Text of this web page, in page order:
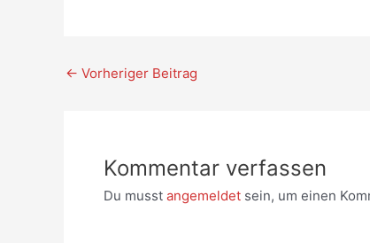
Post
← Vorheriger Beitrag
Kommentar verfassen
Du musst angemeldet sein, um einen